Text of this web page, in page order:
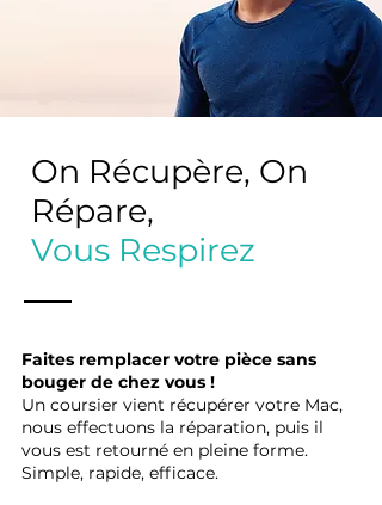
On Récupère, On
Répare,
Vous Respirez
Faites remplacer votre pièce sans
bouger de chez vous !
Un coursier vient récupérer votre Mac,
nous effectuons la réparation, puis il
vous est retourné en pleine forme.
Simple, rapide, efficace.